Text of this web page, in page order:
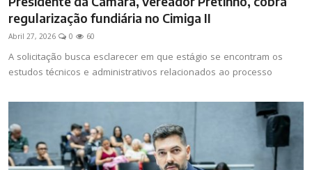
regularização fundiária no Cimiga II
Abril 27, 2026 0 60
A solicitação busca esclarecer em que estágio se encontram os
estudos técnicos e administrativos relacionados ao processo